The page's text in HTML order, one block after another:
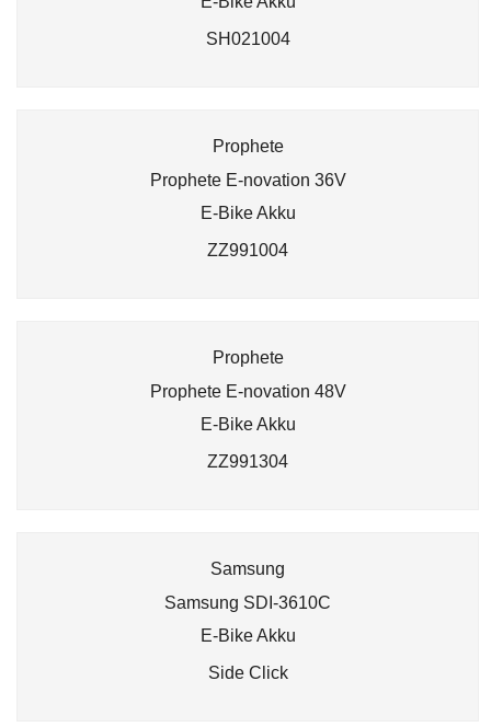
SH021004
Prophete
Prophete E-novation 36V
E-Bike Akku
ZZ991004
Prophete
Prophete E-novation 48V
E-Bike Akku
ZZ991304
Samsung
Samsung SDI-3610C
E-Bike Akku
Side Click